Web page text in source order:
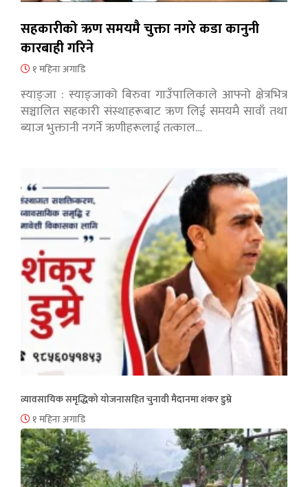
सहकारीको ऋण समयमै चुक्ता नगरे कडा कानुनी
कारबाही गरिने
१ महिना अगाडि
स्याङ्जा : स्याङ्जाको बिरुवा गाउँपालिकाले आफ्नो क्षेत्रभित्र
सञ्चालित सहकारी संस्थाहरूबाट ऋण लिई समयमै सावाँ तथा
ब्याज भुक्तानी नगर्ने ऋणीहरूलाई तत्काल…
व्यावसायिक समृद्धिको योजनासहित चुनावी मैदानमा शंकर डुम्रे
१ महिना अगाडि